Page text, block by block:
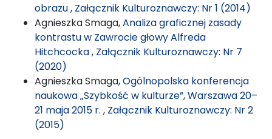
obrazu, Załącznik Kulturoznawczy: Nr 1 (2014)
Agnieszka Smaga,Analiza graficznej zasady
kontrastu w Zawrocie głowy Alfreda
Hitchcocka, Załącznik Kulturoznawczy: Nr 7
(2020)
Agnieszka Smaga,Ogólnopolska konferencja
naukowa „Szybkość w kulturze”, Warszawa 20–
21 maja 2015 r. , Załącznik Kulturoznawczy: Nr 2
(2015)